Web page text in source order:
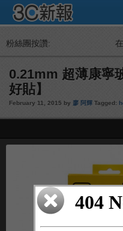
粉絲團按讚:
0.21mm 超薄康寧
好貼】
February 11, 2015 by 廖 阿輝 Tagged: